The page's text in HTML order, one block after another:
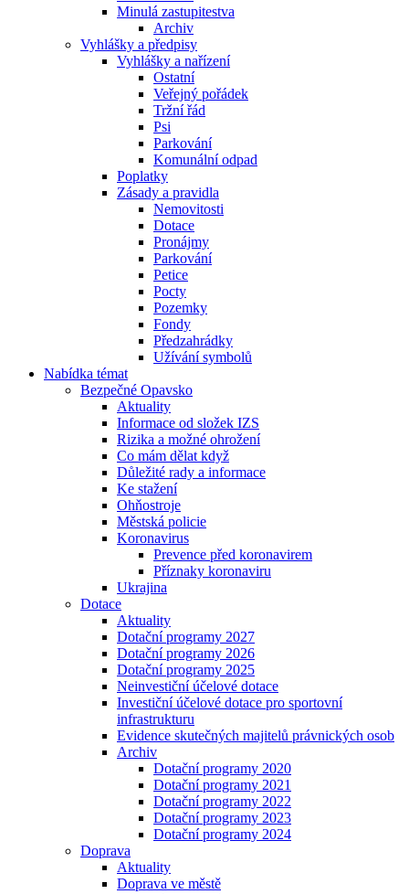
Minulá zastupitestva
Archiv
Vyhlášky a předpisy
Vyhlášky a nařízení
Ostatní
Veřejný pořádek
Tržní řád
Psi
Parkování
Komunální odpad
Poplatky
Zásady a pravidla
Nemovitosti
Dotace
Pronájmy
Parkování
Petice
Pocty
Pozemky
Fondy
Předzahrádky
Užívání symbolů
Nabídka témat
Bezpečné Opavsko
Aktuality
Informace od složek IZS
Rizika a možné ohrožení
Co mám dělat když
Důležité rady a informace
Ke stažení
Ohňostroje
Městská policie
Koronavirus
Prevence před koronavirem
Příznaky koronaviru
Ukrajina
Dotace
Aktuality
Dotační programy 2027
Dotační programy 2026
Dotační programy 2025
Neinvestiční účelové dotace
Investiční účelové dotace pro sportovní
infrastrukturu
Evidence skutečných majitelů právnických osob
Archiv
Dotační programy 2020
Dotační programy 2021
Dotační programy 2022
Dotační programy 2023
Dotační programy 2024
Doprava
Aktuality
Doprava ve městě